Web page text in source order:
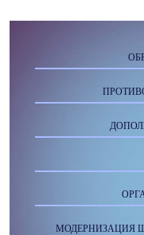
МОДЕРНИЗАЦИЯ